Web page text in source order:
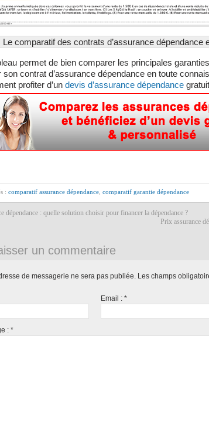
Le comparatif des contrats d’assurance dépendance
permet de bien comparer les principales
son contrat d’assurance dépendance en toute
profiter d’un devis d’assurance dépendance
: comparatif assurance dépendance comparatif garantie dépendance
dépendance : quelle solution choisir pour financer la dépendance ?
Prix assurance
un commentaire
de messagerie ne sera pas publiée. Les champs
Email :*
: *